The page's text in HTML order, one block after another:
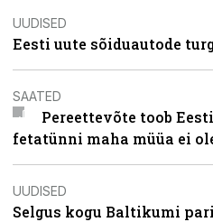
UUDISED
Eesti uute sõiduautode
SAATED
Pereettevõte toob
fetatünni maha müüa ei
UUDISED
Selgus kogu Baltikumi